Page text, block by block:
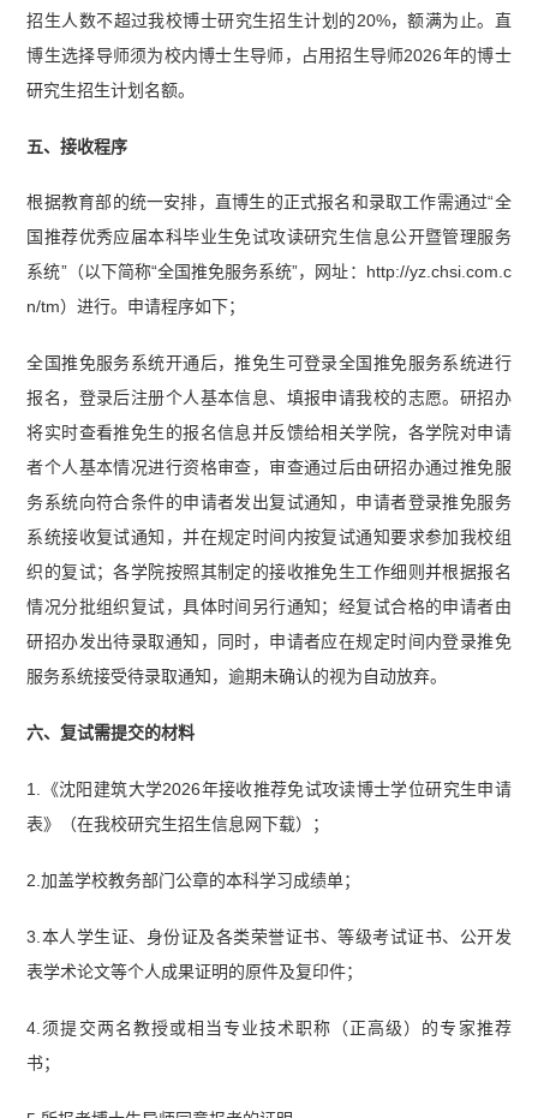
招生人数不超过我校博士研究生招生计划的20%，额满为止。直
博生选择导师须为校内博士生导师，占用招生导师2026年的博士
研究生招生计划名额。
五、接收程序
根据教育部的统一安排，直博生的正式报名和录取工作需通过“全
国推荐优秀应届本科毕业生免试攻读研究生信息公开暨管理服务
系统”（以下简称“全国推免服务系统”，网址：http://yz.chsi.com.c
n/tm）进行。申请程序如下；
全国推免服务系统开通后，推免生可登录全国推免服务系统进行
报名，登录后注册个人基本信息、填报申请我校的志愿。研招办
将实时查看推免生的报名信息并反馈给相关学院，各学院对申请
者个人基本情况进行资格审查，审查通过后由研招办通过推免服
务系统向符合条件的申请者发出复试通知，申请者登录推免服务
系统接收复试通知，并在规定时间内按复试通知要求参加我校组
织的复试；各学院按照其制定的接收推免生工作细则并根据报名
情况分批组织复试，具体时间另行通知；经复试合格的申请者由
研招办发出待录取通知，同时，申请者应在规定时间内登录推免
服务系统接受待录取通知，逾期未确认的视为自动放弃。
六、复试需提交的材料
1.《沈阳建筑大学2026年接收推荐免试攻读博士学位研究生申请
表》（在我校研究生招生信息网下载）；
2.加盖学校教务部门公章的本科学习成绩单；
3.本人学生证、身份证及各类荣誉证书、等级考试证书、公开发
表学术论文等个人成果证明的原件及复印件；
4.须提交两名教授或相当专业技术职称（正高级）的专家推荐
书；